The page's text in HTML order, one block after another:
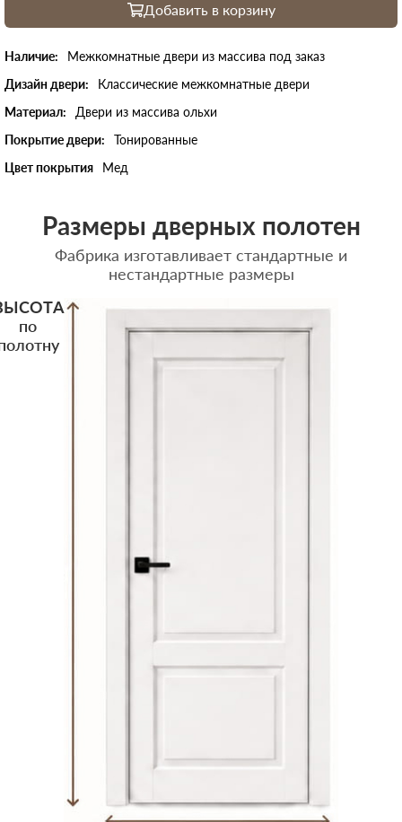
Добавить в корзину
Наличие:
Межкомнатные двери из массива под заказ
Дизайн двери:
Классические межкомнатные двери
Материал:
Двери из массива ольхи
Покрытие двери:
Тонированные
Цвет покрытия
Мед
Размеры дверных полотен
Фабрика изготавливает стандартные и
нестандартные размеры
по